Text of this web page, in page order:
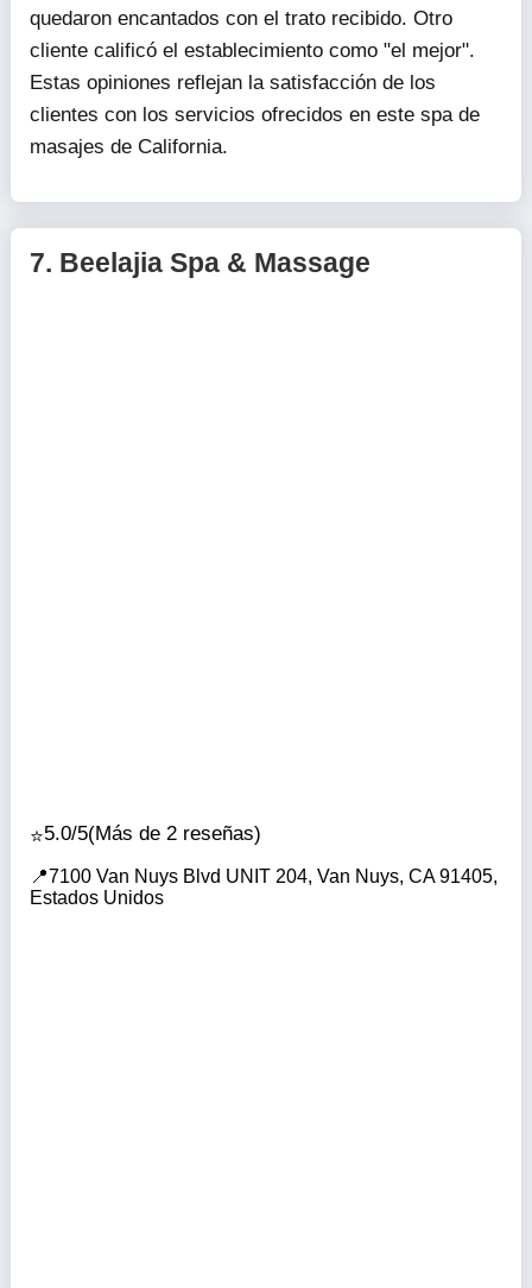
quedaron encantados con el trato recibido. Otro
cliente calificó el establecimiento como "el mejor".
Estas opiniones reflejan la satisfacción de los
clientes con los servicios ofrecidos en este spa de
masajes de California.
7. Beelajia Spa & Massage
5.0/5(Más de 2 reseñas)
7100 Van Nuys Blvd UNIT 204, Van Nuys, CA 91405,
Estados Unidos